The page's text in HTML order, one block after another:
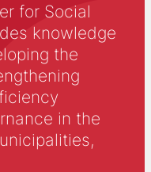
for Social
knowledge
the
in the